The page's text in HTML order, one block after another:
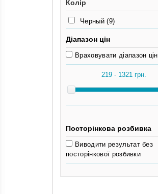
Колір
Черный(9)
Діапазон цін
Враховувати діапазон цін
Посторінкова розбивка
Виводити результат без
посторінкової розбивки